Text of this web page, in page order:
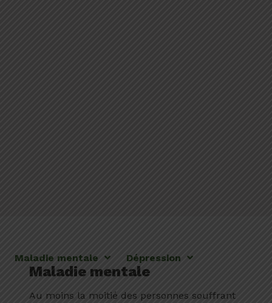
Maladie mentale Dépression
Maladie mentale
Au moins la moitié des personnes souffrant